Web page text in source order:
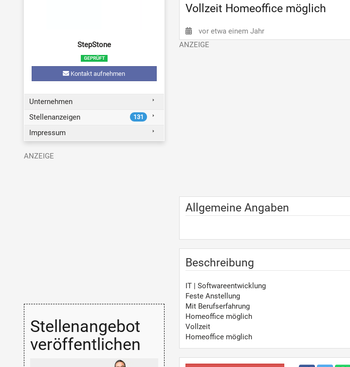
Vollzeit Homeoffice möglich
vor etwa einem Jahr
Allgemeine Angaben
Beschreibung
IT | Softwareentwicklung
Feste Anstellung
Mit Berufserfahrung
Homeoffice möglich
Vollzeit
Homeoffice möglich
StepStone
Kontakt aufnehmen
Unternehmen
Stellenanzeigen
131
Impressum
Stellenangebot
veröffentlichen